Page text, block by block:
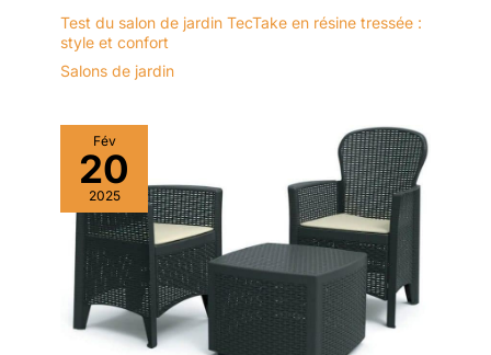
Test du salon de jardin TecTake en résine tressée :
style et confort
Salons de jardin
Fév
20
2025